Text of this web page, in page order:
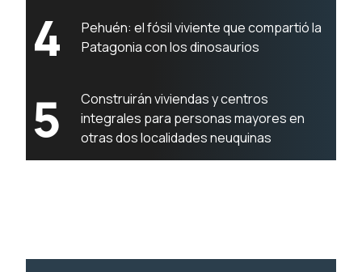
4
Pehuén: el fósil viviente que compartió la
Patagonia con los dinosaurios
5
Construirán viviendas y centros
integrales para personas mayores en
otras dos localidades neuquinas